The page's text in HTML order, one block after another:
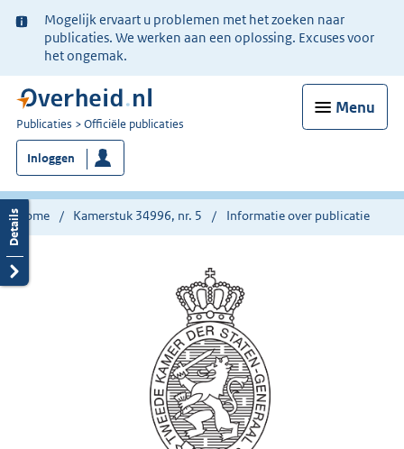
Ter
informatie:
Mogelijk ervaart u problemen met het zoeken naar
publicaties. We werken aan een oplossing. Excuses voor
het ongemak.
Menu
U
bent
nu
hier:
Publicaties Officiële publicaties
Inloggen
Home Kamerstuk 34996, nr. 5 Informatie over publicatie